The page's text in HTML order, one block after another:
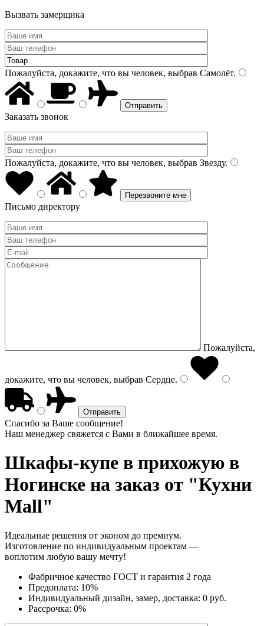
Вызвать замерщика
Пожалуйста, докажите, что вы человек, выбрав Самолёт.
Заказать звонок
Пожалуйста, докажите, что вы человек, выбрав Звезду.
Письмо директору
Пожалуйста,
докажите, что вы человек, выбрав Сердце.
Спасибо за Ваше сообщение!
Наш менеджер свяжется с Вами в ближайшее время.
Шкафы-купе в прихожую в
Ногинске на заказ от "Кухни
Mall"
Идеальные решения от эконом до премиум.
Изготовление по индивидуальным проектам —
воплотим любую вашу мечту!
Фабричное качество ГОСТ и гарантия 2 года
Предоплата: 10%
Индивидуальный дизайн, замер, доставка: 0 руб.
Рассрочка: 0%